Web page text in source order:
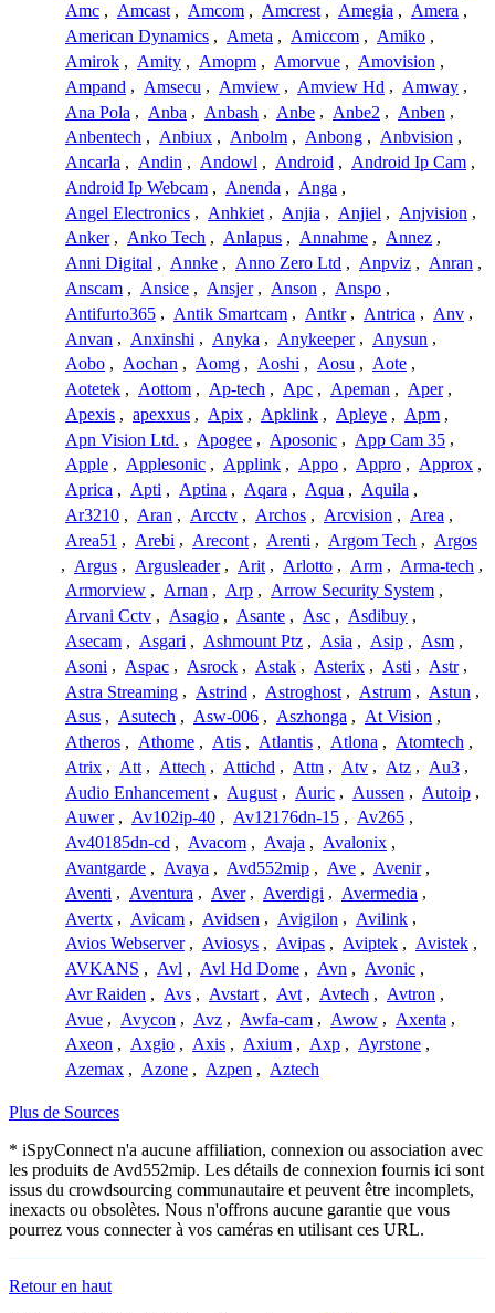
Amc , Amcast , Amcom , Amcrest , Amegia , Amera ,
American Dynamics , Ameta , Amiccom , Amiko ,
Amirok , Amity , Amopm , Amorvue , Amovision ,
Ampand , Amsecu , Amview , Amview Hd , Amway ,
Ana Pola , Anba , Anbash , Anbe , Anbe2 , Anben ,
Anbentech , Anbiux , Anbolm , Anbong , Anbvision ,
Ancarla , Andin , Andowl , Android , Android Ip Cam ,
Android Ip Webcam , Anenda , Anga ,
Angel Electronics , Anhkiet , Anjia , Anjiel , Anjvision ,
Anker , Anko Tech , Anlapus , Annahme , Annez ,
Anni Digital , Annke , Anno Zero Ltd , Anpviz , Anran ,
Anscam , Ansice , Ansjer , Anson , Anspo ,
Antifurto365 , Antik Smartcam , Antkr , Antrica , Anv ,
Anvan , Anxinshi , Anyka , Anykeeper , Anysun ,
Aobo , Aochan , Aomg , Aoshi , Aosu , Aote ,
Aotetek , Aottom , Ap-tech , Apc , Apeman , Aper ,
Apexis , apexxus , Apix , Apklink , Apleye , Apm ,
Apn Vision Ltd. , Apogee , Aposonic , App Cam 35 ,
Apple , Applesonic , Applink , Appo , Appro , Approx ,
Aprica , Apti , Aptina , Aqara , Aqua , Aquila ,
Ar3210 , Aran , Arcctv , Archos , Arcvision , Area ,
Area51 , Arebi , Arecont , Arenti , Argom Tech , Argos
, Argus , Argusleader , Arit , Arlotto , Arm , Arma-tech ,
Armorview , Arnan , Arp , Arrow Security System ,
Arvani Cctv , Asagio , Asante , Asc , Asdibuy ,
Asecam , Asgari , Ashmount Ptz , Asia , Asip , Asm ,
Asoni , Aspac , Asrock , Astak , Asterix , Asti , Astr ,
Astra Streaming , Astrind , Astroghost , Astrum , Astun ,
Asus , Asutech , Asw-006 , Aszhonga , At Vision ,
Atheros , Athome , Atis , Atlantis , Atlona , Atomtech ,
Atrix , Att , Attech , Attichd , Attn , Atv , Atz , Au3 ,
Audio Enhancement , August , Auric , Aussen , Autoip ,
Auwer , Av102ip-40 , Av12176dn-15 , Av265 ,
Av40185dn-cd , Avacom , Avaja , Avalonix ,
Avantgarde , Avaya , Avd552mip , Ave , Avenir ,
Aventi , Aventura , Aver , Averdigi , Avermedia ,
Avertx , Avicam , Avidsen , Avigilon , Avilink ,
Avios Webserver , Aviosys , Avipas , Aviptek , Avistek ,
AVKANS , Avl , Avl Hd Dome , Avn , Avonic ,
Avr Raiden , Avs , Avstart , Avt , Avtech , Avtron ,
Avue , Avycon , Avz , Awfa-cam , Awow , Axenta ,
Axeon , Axgio , Axis , Axium , Axp , Ayrstone ,
Azemax , Azone , Azpen , Aztech
Plus de Sources
* iSpyConnect n'a aucune affiliation, connexion ou association avec
les produits de Avd552mip. Les détails de connexion fournis ici sont
issus du crowdsourcing communautaire et peuvent être incomplets,
inexacts ou obsolètes. Nous n'offrons aucune garantie que vous
pourrez vous connecter à vos caméras en utilisant ces URL.
Retour en haut